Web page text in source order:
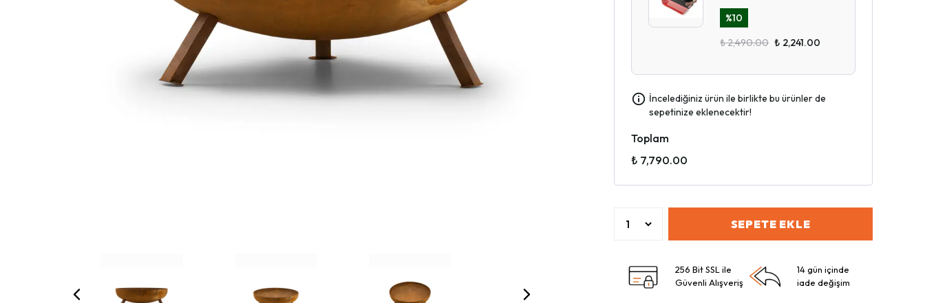
%10
₺ 2,490.00 ₺ 2,241.00
İncelediğiniz ürün ile birlikte bu ürünler de
sepetinize eklenecektir!
Toplam
₺ 7,790.00
SEPETE EKLE
256 Bit SSL ile
Güvenli Alışveriş
14 gün içinde
iade değişim